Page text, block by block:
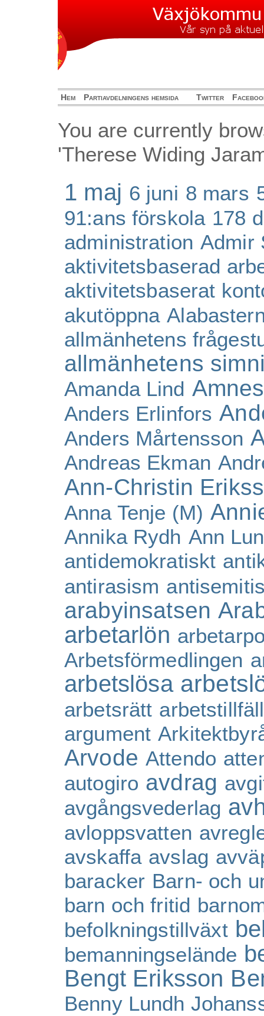
Hem Partiavdelningens hemsida Twitter
You are currently
'Therese Widing
1 maj 6 juni 8 mars
91:ans förskola 178
administration Admir
aktivitetsbaserad
aktivitetsbaserat
akutöppna
allmänhetens
allmänhetens
Amanda Lind
Anders Erlinfors
Anders Mårtensson
Andreas Ekman
Ann-Christin
Anna Tenje (M)
Annika Rydh Ann
antidemokratiskt
antirasism
arabyinsatsen
arbetarlön
Arbetsförmedlingen
arbetslösa
arbetsrätt
argument
Arvode Attendo
autogiro avdrag
avgångsvederlag
avloppsvatten
avskaffa avslag
baracker Barn- och
barn och fritid
befolkningstillväxt
bemanningselände
Bengt Eriksson
Benny Lundh